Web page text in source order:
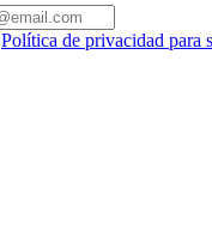
Política de privacidad para